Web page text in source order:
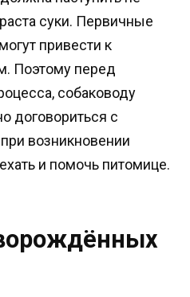
суки. Первичные
привести к
Поэтому перед
собаководу
договориться с
возникновении
и помочь питомице.